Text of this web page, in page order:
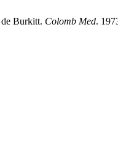
Burkitt. Colomb Med.